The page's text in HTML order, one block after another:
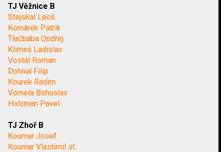
TJ Věžnice B
Stejskal Leoš
Komárek Patrik
Tlačbaba Ondřej
Klimeš Ladislav
Vostál Roman
Dohnal Filip
Kourek Radim
Vomela Bohuslav
Holcman Pavel
TJ Zhoř B
Koumar Josef
Koumar Vlastimil st.